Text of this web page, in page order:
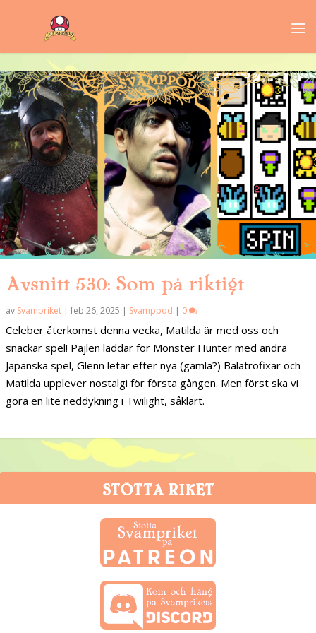
Avsnitt 530: Som på riktigt
av Svampriket | feb 26, 2025 | Svamppod | 0
Celeber återkomst denna vecka, Matilda är med oss och
snackar spel! Pajlen laddar för Monster Hunter med andra
Japanska spel, Glenn letar efter nya (gamla?) Balatrofixar och
Matilda upplever nostalgi för första gången. Men först ska vi
göra en lite neddykning i Twilight, såklart.
STÖTTA RIKET